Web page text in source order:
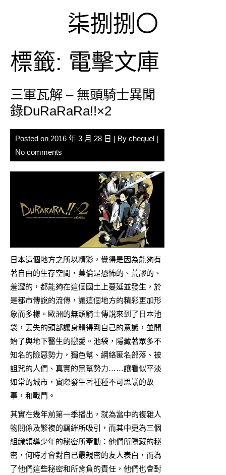
柒捌捌〇
標籤: 電擊文庫
三軍瓦解 – 無頭騎士異聞
錄DuRaRaRa!!×2
Posted on 2016 年 3 月 28 日 | By chequel |
No comments
日本這個地方之所以精彩，覺得是因為能夠有
著自由的生存空間，莫倫是恐怖的、荒謬的、
羞澀的，都能夠在這個國土上蔓延並發生，於
是都市傳說的流傳，讓這個地方的精彩更加形
象而多樣。歐洲的無頭騎士傳說來到了日本池
袋，丟失的頭部讓身體得到自己的意識，並開
始了與地下醫生的戀愛。池袋，隱藏著眾多不
知名的險惡勢力，獨色幫、網絡匿名部落、被
詛咒的人們、真實的黑幫勢力……讓看似平淡
如常的城市，實際發生著種種不可思議的故
事，和戰鬥。
其實在幾年前第一季播出，就為當中的複雜人
物關係及繁複的羈絆所吸引，而其中更為三個
組織領導少年的秘密所牽動：他們所隱藏的秘
密，何時才會對自己最親密的友人表白，而為
了他們這些秘密和所背負的責任，他們也會對